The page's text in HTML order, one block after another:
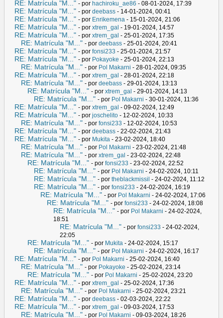
RE: Matrícula "M..." - por hachiroku_ae86 - 08-01-2024, 17:39
RE: Matrícula "M..." - por deebass - 14-01-2024, 00:41
RE: Matrícula "M..." - por Enrikemena - 15-01-2024, 21:06
RE: Matrícula "M..." - por xtrem_gal - 19-01-2024, 14:57
RE: Matrícula "M..." - por xtrem_gal - 25-01-2024, 17:35
RE: Matrícula "M..." - por deebass - 25-01-2024, 20:41
RE: Matrícula "M..." - por fonsi233 - 25-01-2024, 21:57
RE: Matrícula "M..." - por Pokayoke - 25-01-2024, 22:13
RE: Matrícula "M..." - por Pol Makarni - 28-01-2024, 09:35
RE: Matrícula "M..." - por xtrem_gal - 28-01-2024, 22:18
RE: Matrícula "M..." - por deebass - 29-01-2024, 13:13
RE: Matrícula "M..." - por xtrem_gal - 29-01-2024, 14:13
RE: Matrícula "M..." - por Pol Makarni - 30-01-2024, 11:36
RE: Matrícula "M..." - por xtrem_gal - 09-02-2024, 12:49
RE: Matrícula "M..." - por joschelito - 12-02-2024, 10:33
RE: Matrícula "M..." - por fonsi233 - 12-02-2024, 10:53
RE: Matrícula "M..." - por deebass - 22-02-2024, 21:43
RE: Matrícula "M..." - por Mukita - 23-02-2024, 18:40
RE: Matrícula "M..." - por Pol Makarni - 23-02-2024, 21:48
RE: Matrícula "M..." - por xtrem_gal - 23-02-2024, 22:48
RE: Matrícula "M..." - por fonsi233 - 23-02-2024, 22:52
RE: Matrícula "M..." - por Pol Makarni - 24-02-2024, 10:11
RE: Matrícula "M..." - por theblackmissil - 24-02-2024, 11:12
RE: Matrícula "M..." - por fonsi233 - 24-02-2024, 16:19
RE: Matrícula "M..." - por Pol Makarni - 24-02-2024, 17:06
RE: Matrícula "M..." - por fonsi233 - 24-02-2024, 18:08
RE: Matrícula "M..." - por Pol Makarni - 24-02-2024,
18:51
RE: Matrícula "M..." - por fonsi233 - 24-02-2024,
22:05
RE: Matrícula "M..." - por Mukita - 24-02-2024, 15:17
RE: Matrícula "M..." - por Pol Makarni - 24-02-2024, 16:17
RE: Matrícula "M..." - por Pol Makarni - 25-02-2024, 16:40
RE: Matrícula "M..." - por Pokayoke - 25-02-2024, 23:14
RE: Matrícula "M..." - por Pol Makarni - 25-02-2024, 23:20
RE: Matrícula "M..." - por xtrem_gal - 25-02-2024, 17:36
RE: Matrícula "M..." - por Pol Makarni - 25-02-2024, 23:21
RE: Matrícula "M..." - por deebass - 02-03-2024, 22:22
RE: Matrícula "M..." - por xtrem_gal - 09-03-2024, 17:53
RE: Matrícula "M..." - por Pol Makarni - 09-03-2024, 18:26